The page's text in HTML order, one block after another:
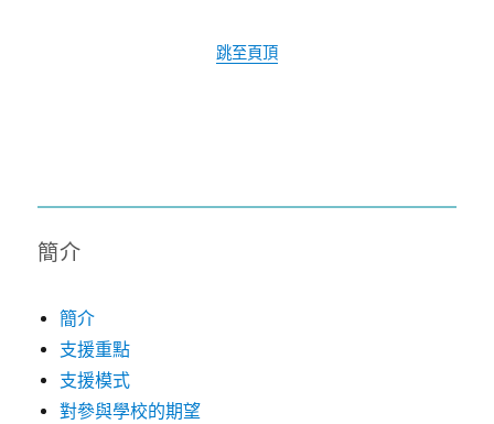
跳至頁頂
簡介
簡介
支援重點
支援模式
對參與學校的期望